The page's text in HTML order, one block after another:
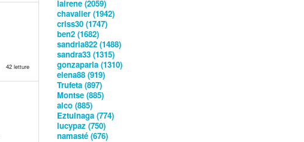
42 letture
lairene (2059)
chavalier (1942)
criss30 (1747)
ben2 (1682)
sandria822 (1488)
sandra33 (1315)
gonzaparla (1310)
elena88 (919)
Trufeta (897)
Montse (885)
alco (885)
Eztuinaga (774)
lucypaz (750)
namasté (676)